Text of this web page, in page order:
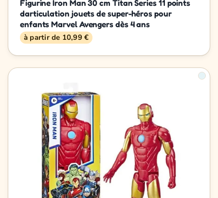
Figurine Iron Man 30 cm Titan Series 11 points
darticulation jouets de super-héros pour
enfants Marvel Avengers dès 4 ans
à partir de 10,99 €